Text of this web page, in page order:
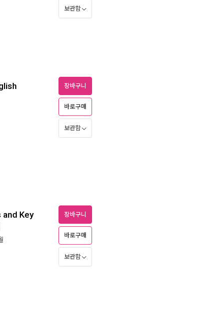
보관함
장바구니
바로구매
보관함
Key 장바구니
바로구매
보관함